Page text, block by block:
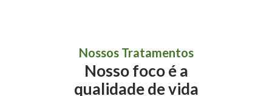
Nossos Tratamentos
Nosso foco é a
qualidade de vida